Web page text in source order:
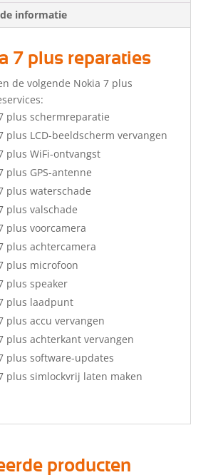
informatie
7 plus reparaties
de volgende Nokia 7 plus
plus schermreparatie
plus LCD-beeldscherm vervangen
plus WiFi-ontvangst
plus GPS-antenne
plus waterschade
plus valschade
plus voorcamera
plus achtercamera
plus microfoon
plus speaker
plus laadpunt
plus accu vervangen
plus achterkant vervangen
plus software-updates
plus simlockvrij laten maken
producten